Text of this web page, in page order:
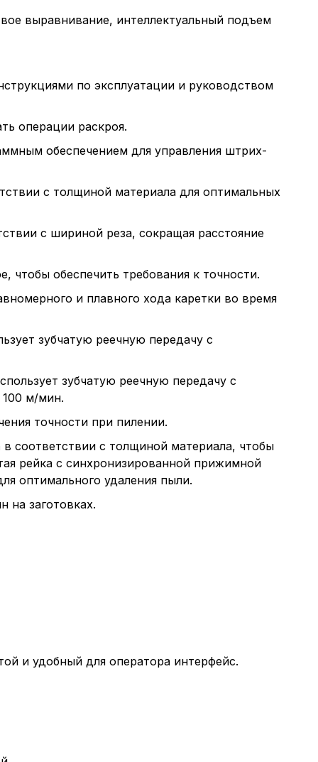
выравнивание, интеллектуальный подъем
по эксплуатации и руководством
операции раскроя.
обеспечением для управления штрих-
с толщиной материала для оптимальных
с шириной реза, сокращая расстояние
чтобы обеспечить требования к точности.
и плавного хода каретки во время
зубчатую реечную передачу с
зубчатую реечную передачу с
м/мин.
точности при пилении.
соответствии с толщиной материала, чтобы
рейка с синхронизированной прижимной
оптимального удаления пыли.
на заготовках.
и удобный для оператора интерфейс.